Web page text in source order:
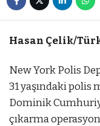
Hasan Çelik/
New York Polis
31 yaşındaki polis
Dominik
çıkarma